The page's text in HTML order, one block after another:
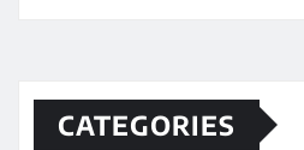
CATEGORIES